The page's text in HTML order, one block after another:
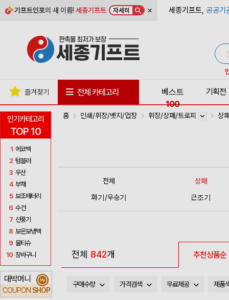
기프트인포의 새 이름!세종기프트 자세히 × 세종기프트, 공공기
인기카테고리
TOP 10
1 에코백
2 텀블러
3 우산
4 부채
5 보조배터리
6 수건
7 선풍기
8 보온보냉백
9 물티슈
10 장바구니
대박머니
COUPON SHOP
₩
즐겨찾기 전체 카테고리
베스트
100
기획전
홈 인쇄/휘장/뱃지/업장 휘장/상패/트로피 상
전체
상패
화기/우승기
근조기
전체 842개 추천상품순
구매수량 가격검색 무료제공 제품